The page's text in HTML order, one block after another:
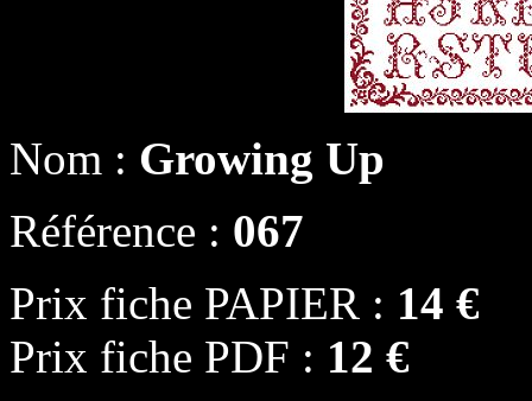
Nom : Growing Up
Référence : 067
Prix fiche PAPIER : 14 €
Prix fiche PDF : 12 €